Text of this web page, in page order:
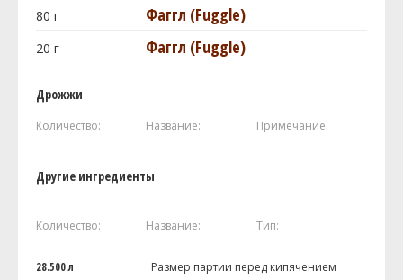
80 г Фаггл (Fuggle)
20 г Фаггл (Fuggle)
Дрожжи
Количество: Название: Примечание:
Другие ингредиенты
Количество: Название: Тип:
28.500 л
Размер партии перед кипячением